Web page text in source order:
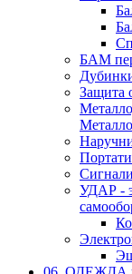
БАМ
Защита
УДАР -